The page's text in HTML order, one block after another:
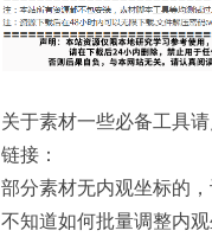
关于素材一些必备工具
链接：
部分素材无内观坐标的
不知道如何批量调整内